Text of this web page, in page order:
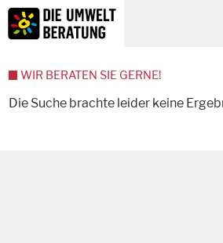
Inhalt
Suche
Die Suche brachte leider keine
WIR BERATEN SIE GERNE!